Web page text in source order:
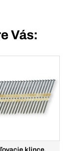
Vás: